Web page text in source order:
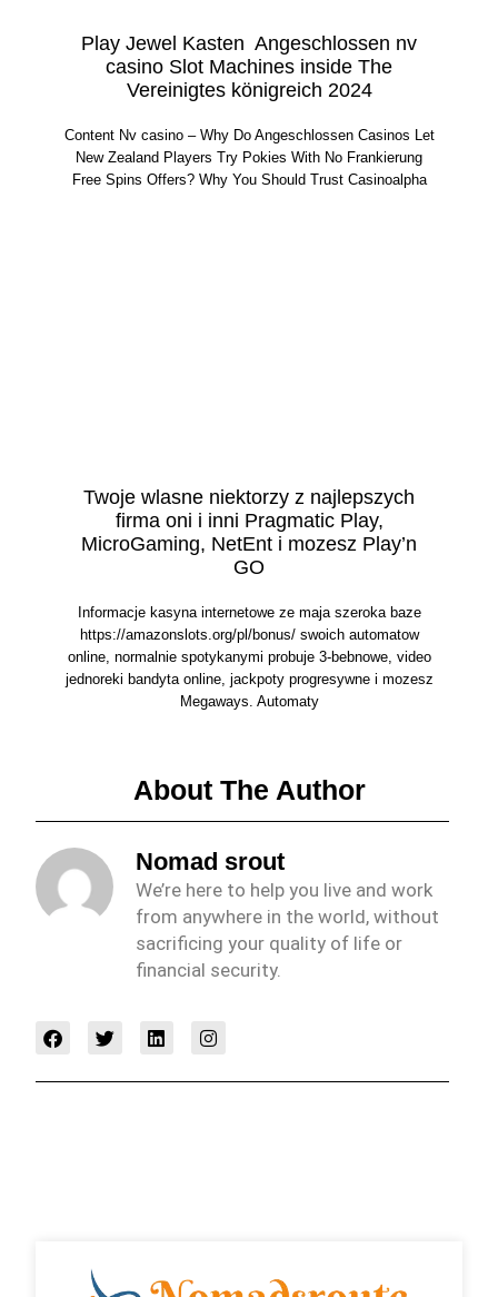
Play Jewel Kasten ️ Angeschlossen nv
casino Slot Machines ‎inside The
Vereinigtes königreich 2024
Content Nv casino – Why Do Angeschlossen Casinos Let
New Zealand Players Try Pokies With No Frankierung
Free Spins Offers? Why You Should Trust Casinoalpha
Twoje wlasne niektorzy z najlepszych
firma oni i inni Pragmatic Play,
MicroGaming, NetEnt i mozesz Play’n
GO
Informacje kasyna internetowe ze maja szeroka baze
https://amazonslots.org/pl/bonus/ swoich automatow
online, normalnie spotykanymi probuje 3-bebnowe, video
jednoreki bandyta online, jackpoty progresywne i mozesz
Megaways. Automaty
About The Author
Nomad srout
We’re here to help you live and work
from anywhere in the world, without
sacrificing your quality of life or
financial security.
F
a
e
T
w
t
L
i
k
I
n
t